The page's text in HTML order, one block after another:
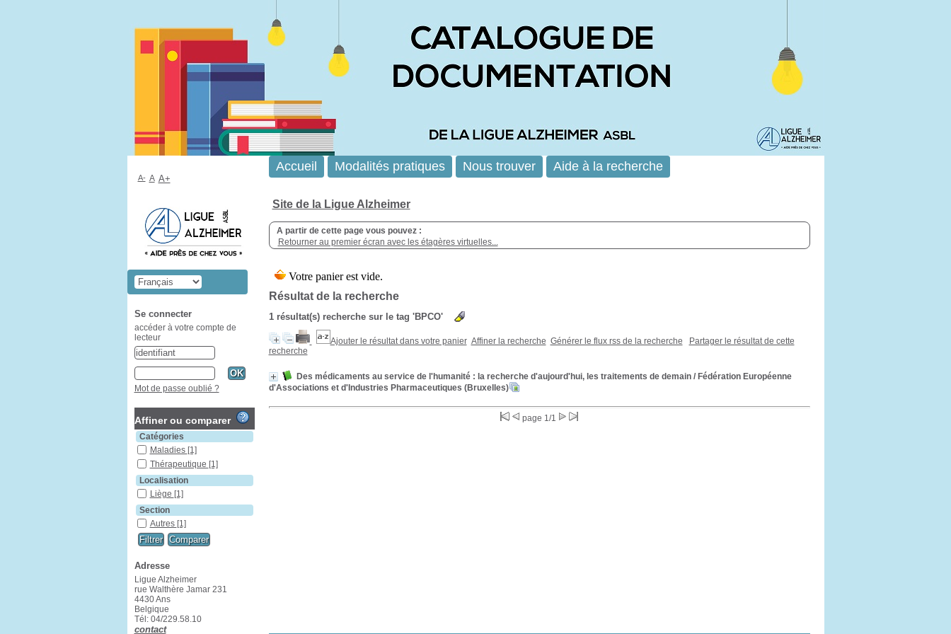
Site de la Ligue Alzheimer
A partir de cette page vous pouvez :
Retourner au premier écran avec les étagères virtuelles...
Résultat de la recherche
1 résultat(s) recherche sur le tag 'BPCO'
Ajouter le résultat dans votre panier Affiner la recherche Générer le flux rss de la recherche
Partager le résultat de cette
recherche
Des médicaments au service de l'humanité : la recherche d'aujourd'hui, les traitements de demain/ Fédération Européenne
d'Associations et d'Industries Pharmaceutiques (Bruxelles)
page 1/1
Accueil Modalités pratiques Nous trouver Aide à la recherche
A- A A+
Se connecter
accéder à votre compte de
lecteur
Mot de passe oublié ?
Affiner ou comparer
Catégories
Maladies [1]
Thérapeutique [1]
Localisation
Liège [1]
Section
Autres [1]
Adresse
Ligue Alzheimer
rue Walthère Jamar 231
4430 Ans
Belgique
Tél: 04/229.58.10
contact